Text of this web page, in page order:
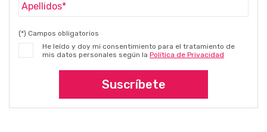
(*) Campos obligatorios
He leído y doy mi consentimiento para el tratamiento de
mis datos personales según la Política de Privacidad
Suscríbete